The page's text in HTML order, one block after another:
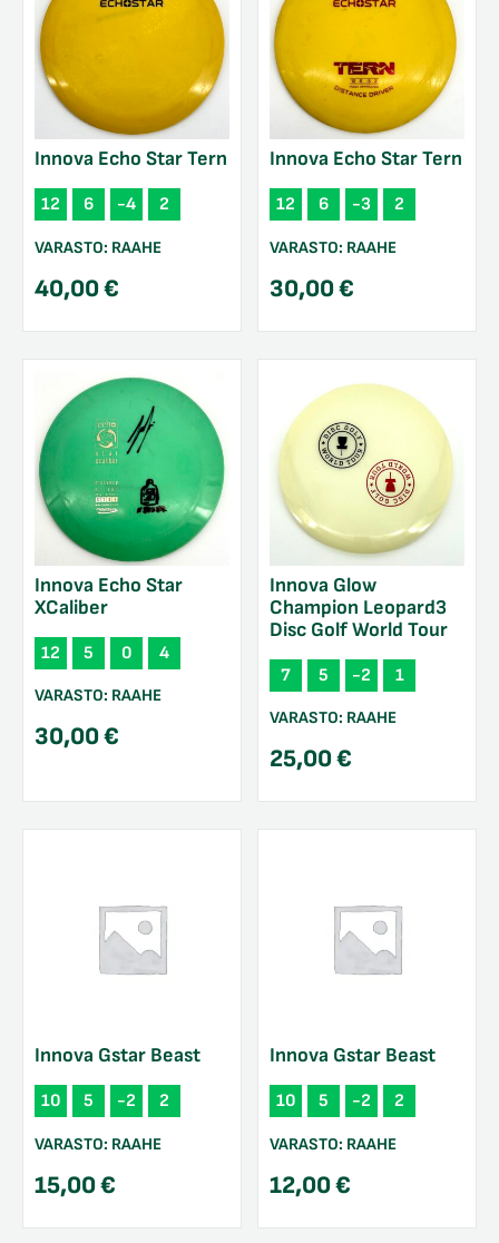
Innova Echo Star Tern
12 6 -4 2
VARASTO: RAAHE
40,00€
Innova Echo Star Tern
12 6 -3 2
VARASTO: RAAHE
30,00€
Innova Echo Star
XCaliber
12 5 0 4
VARASTO: RAAHE
30,00€
Innova Glow
Champion Leopard3
Disc Golf World Tour
7 5 -2 1
VARASTO: RAAHE
25,00€
Innova Gstar Beast
10 5 -2 2
VARASTO: RAAHE
15,00€
Innova Gstar Beast
10 5 -2 2
VARASTO: RAAHE
12,00€